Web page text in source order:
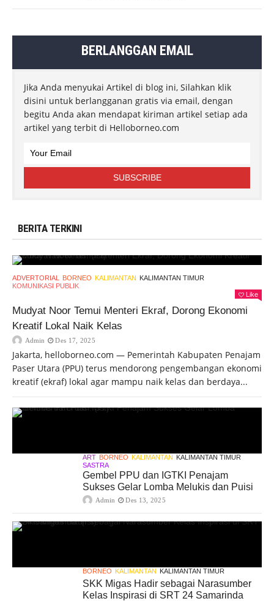
BERLANGGAN EMAIL
Jika Anda menyukai Artikel di blog ini, Silahkan klik
disini untuk berlangganan gratis via email, dengan
begitu Anda akan mendapat kiriman artikel setiap ada
artikel yang terbit di Helloborneo.com
BERITA TERKINI
ADVERTORIAL BORNEO KALIMANTAN KALIMANTAN TIMUR
KOMUNIKASI PUBLIK
Like
Mudyat Noor Temui Menteri Ekraf, Dorong Ekonomi
Kreatif Lokal Naik Kelas
Admin Des 17, 2025
Jakarta, helloborneo.com — Pemerintah Kabupaten Penajam
Paser Utara (PPU) terus mendorong pengembangan ekonomi
kreatif (ekraf) lokal agar mampu naik kelas dan berdaya...
ART BORNEO KALIMANTAN KALIMANTAN TIMUR
SASTRA
Gembel PPU dan IGTKI Penajam
Sukses Gelar Lomba Melukis dan Puisi
Admin Des 13, 2025
BORNEO KALIMANTAN KALIMANTAN TIMUR
SKK Migas Hadir sebagai Narasumber
Kelas Inspirasi di SRT 24 Samarinda